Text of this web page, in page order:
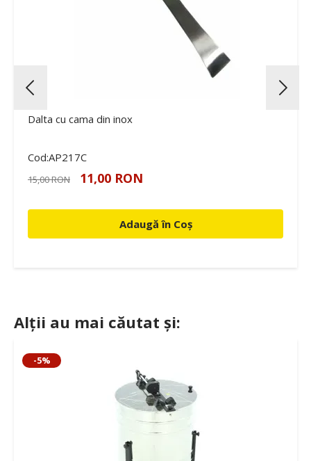
Dalta cu cama din inox
Cod:AP217C
15,00 RON 11,00 RON
Adaugă în Coș
Alții au mai căutat și:
-5%